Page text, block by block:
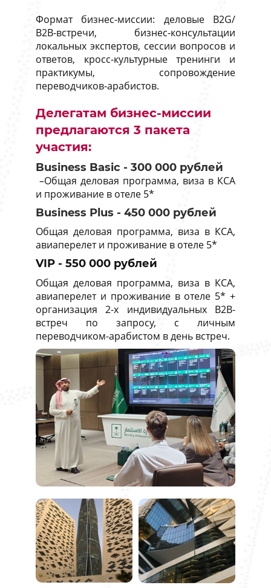
Формат бизнес-миссии: деловые B2G/
B2B-встречи, бизнес-консультации
локальных экспертов, сессии вопросов и
ответов, кросс-культурные тренинги и
практикумы, сопровождение
переводчиков-арабистов.
Делегатам бизнес-миссии
предлагаются 3 пакета
участия:
Business Basic - 300 000 рублей
–Общая деловая программа, виза в КСА
и проживание в отеле 5*
Business Plus - 450 000 рублей
Общая деловая программа, виза в КСА,
авиаперелет и проживание в отеле 5*
VIP - 550 000 рублей
Общая деловая программа, виза в КСА,
авиаперелет и проживание в отеле 5* +
организация 2-х индивидуальных B2B-
встреч по запросу, с личным
переводчиком-арабистом в день встреч.